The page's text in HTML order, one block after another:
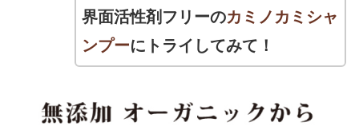
界面活性剤フリーのカミノカミシャ
ンプーにトライしてみて！